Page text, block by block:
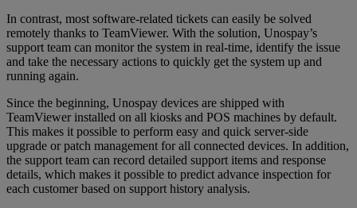
In contrast, most software-related tickets can easily be solved
remotely thanks to TeamViewer. With the solution, Unospay’s
support team can monitor the system in real-time, identify the issue
and take the necessary actions to quickly get the system up and
running again.
Since the beginning, Unospay devices are shipped with
TeamViewer installed on all kiosks and POS machines by default.
This makes it possible to perform easy and quick server-side
upgrade or patch management for all connected devices. In addition,
the support team can record detailed support items and response
details, which makes it possible to predict advance inspection for
each customer based on support history analysis.